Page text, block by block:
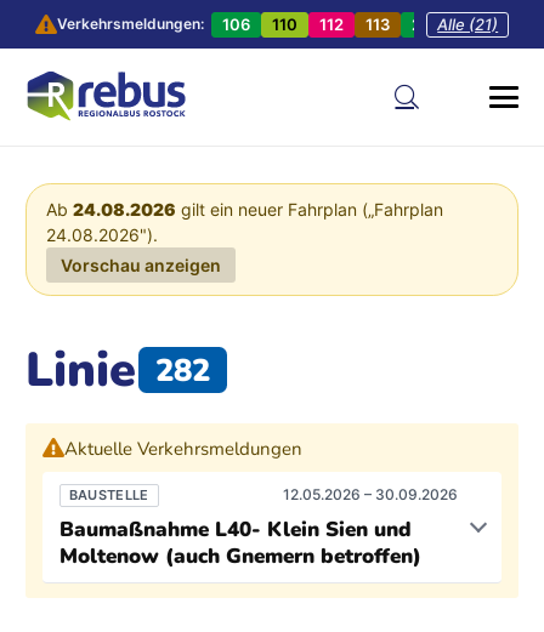
Verkehrsmeldungen: 106 110 112 113 201 202
Alle (21)
Ab 24.08.2026 gilt ein neuer Fahrplan („Fahrplan
24.08.2026").
Vorschau anzeigen
Linie 282
Aktuelle Verkehrsmeldungen
BAUSTELLE 12.05.2026 – 30.09.2026
Baumaßnahme L40- Klein Sien und
Moltenow (auch Gnemern betroffen)